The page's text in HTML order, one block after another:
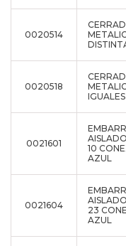
0020514
0020518
0021601
10
AZUL
0021604
23
AZUL